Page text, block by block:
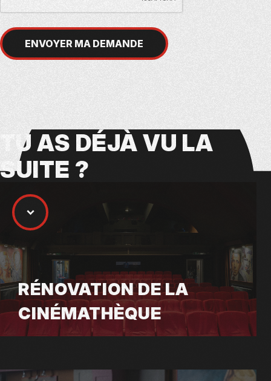
TU AS DÉJÀ VU LA
SUITE ?
RÉNOVATION DE LA
CINÉMATHÈQUE